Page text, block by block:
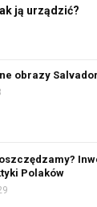
ją urządzić?
obrazy
Polaków